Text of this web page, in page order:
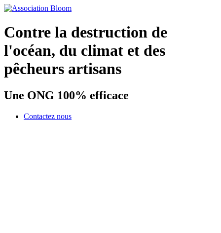
Contre la destruction de
l'océan, du climat et des
pêcheurs artisans
Une ONG 100% efficace
Contactez nous